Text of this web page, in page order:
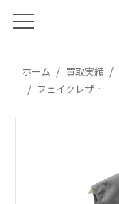
ホーム 買取実績
フェイクレザーベスト